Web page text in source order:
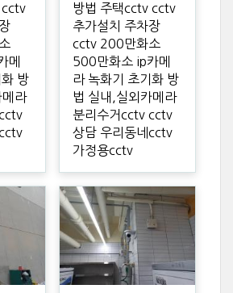
cctv
메
방
메라
방법 주택cctv cctv
추가설치 주차장
cctv 200만화소
500만화소 ip카메
라 녹화기 초기화 방
법 실내,실외카메라
분리수거cctv cctv
상담 우리동네cctv
가정용cctv